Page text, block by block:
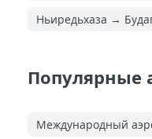
Ньиредьхаза →
Популярные
Международный